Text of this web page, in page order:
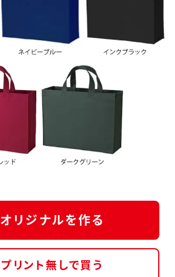
オリジナルを作る
プリント無しで買う